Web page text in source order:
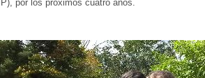
por los próximos cuatro años.